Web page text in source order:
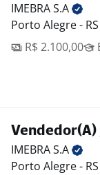
IMEBRAS.A
Porto Alegre - RS
R$ 2.100,00
IMEBRAS.A
Porto Alegre - RS